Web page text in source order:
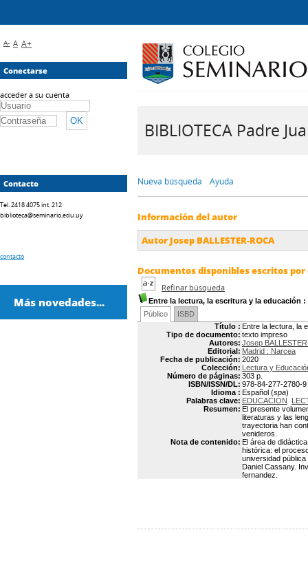
BIBLIOTECA Padre
Nueva búsqueda Ayuda
Información del autor
Autor Josep BALLESTER-ROCA
Documentos disponibles escritos
Refinar búsqueda
Entre la lectura, la escritura y la educación :
Público
ISBD
Título : Entre la lectura, la
Tipo de documento: texto impreso
Autores: Josep
Editorial: Madrid : Narcea
Fecha de publicación: 2020
Colección: Lectura y
Número de páginas: 303 p.
ISBN/ISSN/DL: 978-84-277-2780-9
Idioma : Español (spa)
Palabras clave: EDUCACION
Resumen: El presente
literaturas y las
trayectoria han
venideros.
Nota de contenido: El área de
histórica: el
universidad
Daniel Cassany.
fernandez.
A- A A+
Conectarse
acceder a su cuenta
Contacto
Tel. 2418 4075 int. 212
biblioteca@seminario.edu.uy
contacto
Más novedades...